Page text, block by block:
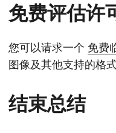
免费评估许
您可以请求一个 免费
图像及其他支持的格
结束总结